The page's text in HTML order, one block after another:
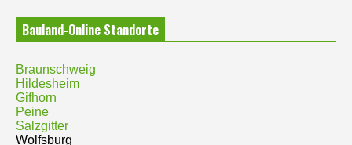
Bauland-Online Standorte
Braunschweig
Hildesheim
Gifhorn
Peine
Salzgitter
Wolfsburg